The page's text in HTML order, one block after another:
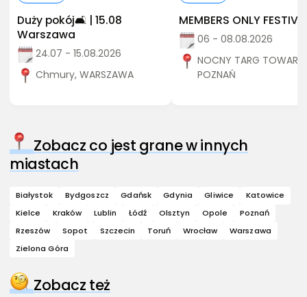
Duży pokój🛋️ | 15.08
Warszawa
24.07 - 15.08.2026
Chmury, WARSZAWA
MEMBERS ONLY
06 - 08.08.2026
NOCNY TARG
POZNAŃ
Zobacz co jest grane w innych
miastach
Białystok Bydgoszcz Gdańsk Gdynia Gliwice
Katowice
Kielce
Kraków Lublin Łódź Olsztyn Opole
Poznań
Rzeszów
Sopot Szczecin Toruń Wrocław
Warszawa
Zielona Góra
Zobacz też